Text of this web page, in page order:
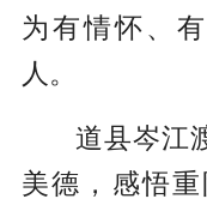
为有情怀、
人。
道县岑江
美德，感悟